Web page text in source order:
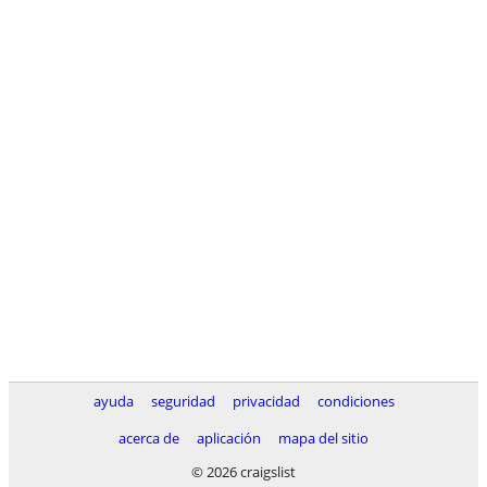
ayuda seguridad privacidad
condiciones
acerca de
aplicación
mapa del sitio
© 2026 craigslist